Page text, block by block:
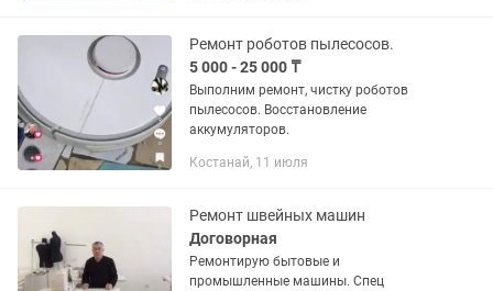
Ремонт роботов пылесосов.
5 000 - 25 000 ₸
Выполним ремонт, чистку роботов
пылесосов. Восстановление
аккумуляторов.
Костанай, 11 июля
Ремонт швейных машин
Договорная
Ремонтирую бытовые и
промышленные машины. Спец